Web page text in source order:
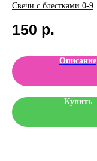
Свечи с блестками 0-9
150 р.
Описание
Купить